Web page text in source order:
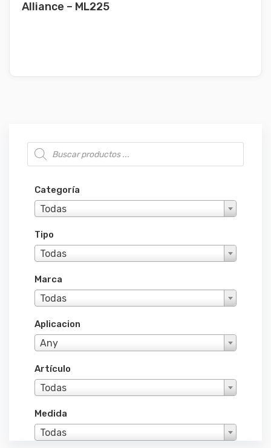
Búsqueda de productos
Categoría
Todas
Tipo
Todas
Marca
Todas
Aplicacion
Any
Artículo
Todas
Medida
Todas
Alliance – ML225